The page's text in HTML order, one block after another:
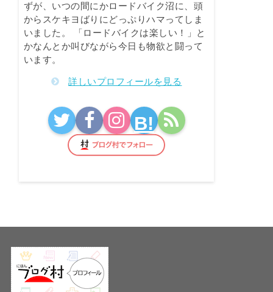
ずが、いつの間にかロードバイク沼に、頭
からスケキヨばりにどっぷりハマってしま
いました。 「ロードバイクは楽しい！」と
かなんとか叫びながら今日も物欲と闘って
います。
詳しいプロフィールを見る
B!